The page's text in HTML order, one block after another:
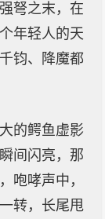
弩之末，在
年轻人的天
钧、降魔都
的鳄鱼虚影
间闪亮，那
咆哮声中，
转，长尾甩